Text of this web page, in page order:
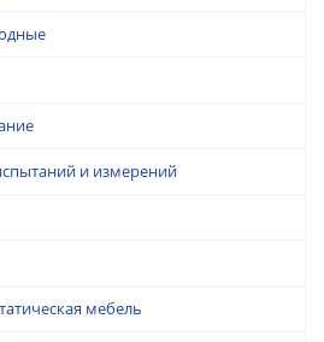
и измерений
мебель